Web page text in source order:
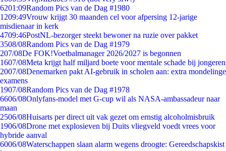
6201:09Random Pics van de Dag #1980
1209:49Vrouw krijgt 30 maanden cel voor afpersing 12-jarige
misdienaar in kerk
4709:46PostNL-bezorger steekt bewoner na ruzie over pakket
3508/08Random Pics van de Dag #1979
207/08De FOK!Voetbalmanager 2026/2027 is begonnen
1607/08Meta krijgt half miljard boete voor mentale schade bij jongeren
2007/08Denemarken pakt AI-gebruik in scholen aan: extra mondelinge
examens
1907/08Random Pics van de Dag #1978
6606/08Onlyfans-model met G-cup wil als NASA-ambassadeur naar
maan
2506/08Huisarts per direct uit vak gezet om ernstig alcoholmisbruik
1906/08Drone met explosieven bij Duits vliegveld voedt vrees voor
hybride aanval
6006/08Waterschappen slaan alarm wegens droogte: Gereedschapskist